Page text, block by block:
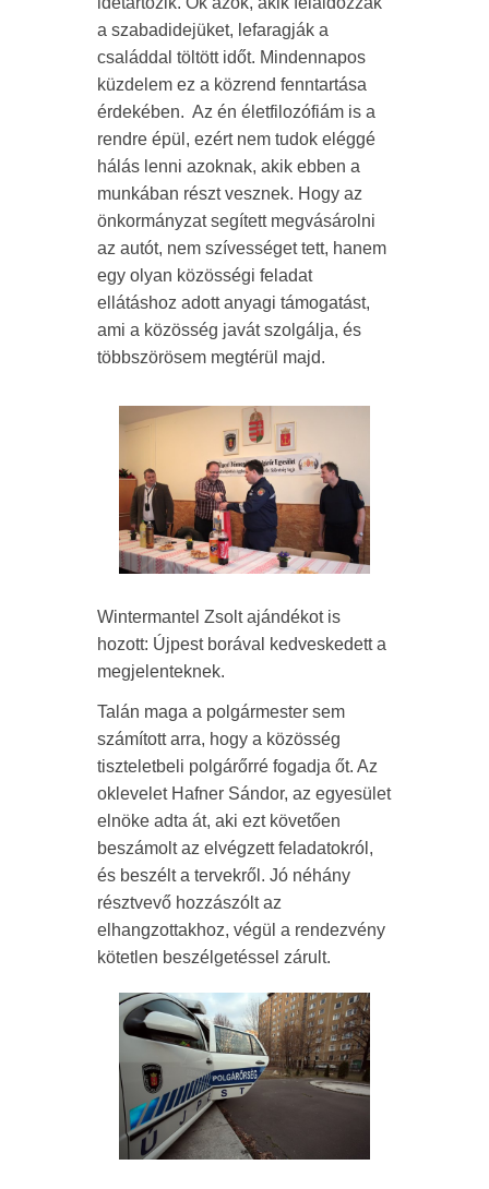
a szabadidejüket, lefaragják a
családdal töltött időt. Mindennapos
küzdelem ez a közrend fenntartása
érdekében. Az én életfilozófiám is a
rendre épül, ezért nem tudok eléggé
hálás lenni azoknak, akik ebben a
munkában részt vesznek. Hogy az
önkormányzat segített megvásárolni
az autót, nem szívességet tett, hanem
egy olyan közösségi feladat
ellátáshoz adott anyagi támogatást,
ami a közösség javát szolgálja, és
többszörösem megtérül majd.
Wintermantel Zsolt ajándékot is
hozott: Újpest borával kedveskedett a
megjelenteknek.
Talán maga a polgármester sem
számított arra, hogy a közösség
tiszteletbeli polgárőrré fogadja őt. Az
oklevelet Hafner Sándor, az egyesület
elnöke adta át, aki ezt követően
beszámolt az elvégzett feladatokról,
és beszélt a tervekről. Jó néhány
résztvevő hozzászólt az
elhangzottakhoz, végül a rendezvény
kötetlen beszélgetéssel zárult.